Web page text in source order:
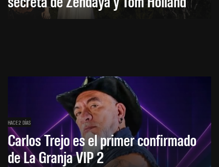
HACE 2 DÍAS
Carlos Trejo es el primer confirmado
de La Granja VIP 2